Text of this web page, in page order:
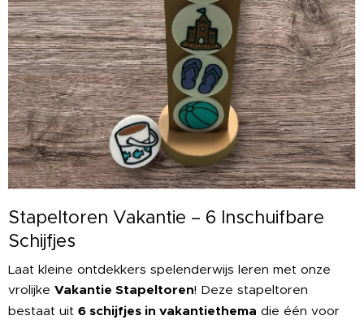
Stapeltoren Vakantie – 6 Inschuifbare
Schijfjes ☀️✈️
Laat kleine ontdekkers spelenderwijs leren met onze
vrolijke Vakantie Stapeltoren! Deze stapeltoren
bestaat uit 6 schijfjes in vakantiethema die één voor